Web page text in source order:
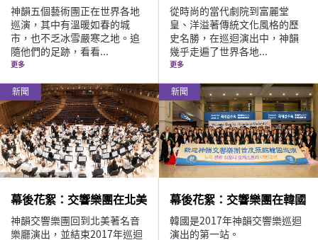
神韻五個藝術團正在世界各地
巡演，其中有溫暖如春的城
市，也不乏冰雪嚴寒之地。追
隨他們的足跡，看看...
更多
從時尚的當代劇院到富麗堂
皇、洋溢著傳統文化風格的歷
史名勝，在巡迴演出中，神韻
幾乎走遍了世界各地...
更多
新聞
幕後花絮：交響樂團在北美
神韻交響樂團回到北美著名音
樂廳演出，並結束2017年巡迴
新聞
幕後花絮：交響樂團在韓國
韓國是2017年神韻交響樂巡迴
演出的第一站。